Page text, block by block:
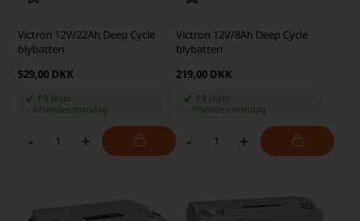
Victron 12V/22Ah Deep Cycle
blybatteri
529,00 DKK
På lager
Afsendes mandag
- +
Victron 12V/8Ah Deep Cycle
blybatteri
219,00 DKK
På lager
Afsendes mandag
- +